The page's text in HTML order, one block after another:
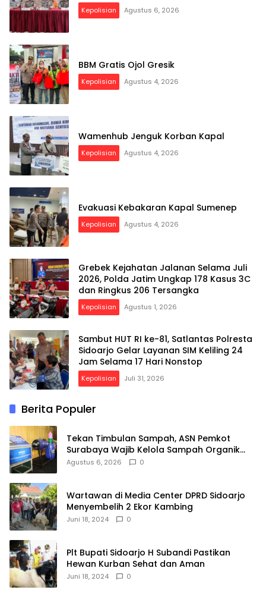
Kepolisian Agustus 6, 2026
BBM Gratis Ojol Gresik
Kepolisian Agustus 4, 2026
Wamenhub Jenguk Korban Kapal
Kepolisian Agustus 4, 2026
Evakuasi Kebakaran Kapal Sumenep
Kepolisian Agustus 4, 2026
Grebek Kejahatan Jalanan Selama Juli
2026, Polda Jatim Ungkap 178 Kasus 3C
dan Ringkus 206 Tersangka
Kepolisian Agustus 1, 2026
Sambut HUT RI ke-81, Satlantas Polresta
Sidoarjo Gelar Layanan SIM Keliling 24
Jam Selama 17 Hari Nonstop
Kepolisian Juli 31, 2026
Berita Populer
Tekan Timbulan Sampah, ASN Pemkot
Surabaya Wajib Kelola Sampah Organik
dari Rumah
Agustus 6, 2026 0
Wartawan di Media Center DPRD Sidoarjo
Menyembelih 2 Ekor Kambing
Juni 18, 2024 0
Plt Bupati Sidoarjo H Subandi Pastikan
Hewan Kurban Sehat dan Aman
Juni 18, 2024 0